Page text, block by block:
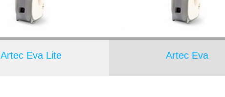
Artec Eva Lite Artec Eva